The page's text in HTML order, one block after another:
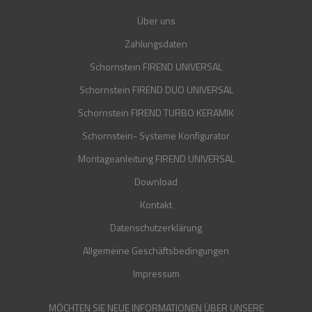
Über uns
Zahlungsdaten
Schornstein FIREND UNIVERSAL
Schornstein FIREND DUO UNIVERSAL
Schornstein FIREND TURBO KERAMIK
Schornstein- Systeme Konfigurator
Montageanleitung FIREND UNIVERSAL
Download
Kontakt
Datenschutzerklärung
Allgemeine Geschäftsbedingungen
Impressum
MÖCHTEN SIE NEUE INFORMATIONEN ÜBER UNSERE